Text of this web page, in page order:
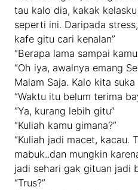
tau kalo dia, kakak
seperti ini. Daripada
kafe gitu cari kenalan”
“Berapa lama sampai
“Oh iya, awalnya emang
Malam Saja. Kalo kita suka
“Waktu itu belum terima
“Ya, kurang lebih gitu”
“Kuliah kamu gimana?”
“Kuliah jadi macet, kacau.
mabuk..dan mungkin
jadi sehari gak gituan jadi
“Trus?”